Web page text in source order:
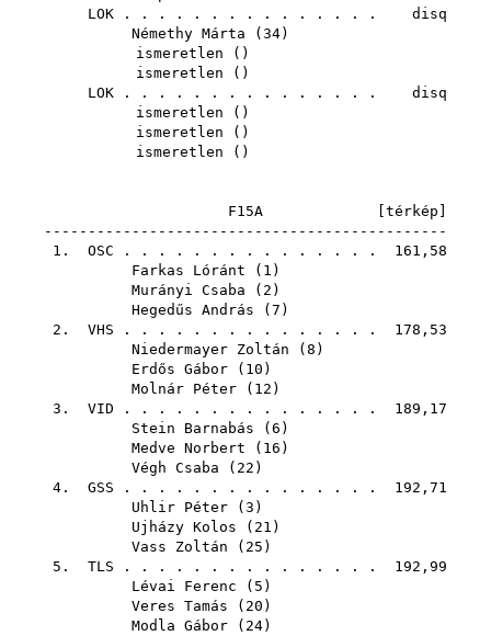
LOK . . . . . . . . . . . . . . . disq
Némethy Márta ( 34)
ismeretlen ()
ismeretlen ()
LOK . . . . . . . . . . . . . . . disq
ismeretlen ()
ismeretlen ()
ismeretlen ()
F15A [ térkép
----------------------------------------------
1. OSC . . . . . . . . . . . . . . . 161,58
Farkas Lóránt ( 1 )
Murányi Csaba ( 2 )
Hegedűs András ( 7 )
2. VHS . . . . . . . . . . . . . . . 178,53
Niedermayer Zoltán ( 8 )
Erdős Gábor ( 10 )
Molnár Péter ( 12 )
3. VID . . . . . . . . . . . . . . . 189,17
Stein Barnabás ( 6 )
Medve Norbert ( 16 )
Végh Csaba ( 22 )
4. GSS . . . . . . . . . . . . . . . 192,71
Uhlir Péter ( 3 )
Ujházy Kolos ( 21 )
Vass Zoltán ( 25 )
5. TLS . . . . . . . . . . . . . . . 192,99
Lévai Ferenc ( 5 )
Veres Tamás ( 20 )
Modla Gábor ( 24)